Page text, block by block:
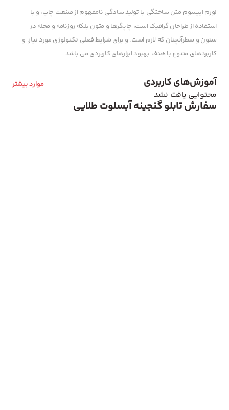
لورم ایپسوم متن ساختگی با تولید سادگی نامفهوم از صنعت چاپ، و با
استفاده از طراحان گرافیک است، چاپگرها و متون بلکه روزنامه و مجله در
ستون و سطرآنچنان که لازم است، و برای شرایط فعلی تکنولوژی مورد نیاز، و
کاربردهای متنوع با هدف بهبود ابزارهای کاربردی می باشد.
آموزش‌های کاربردی موارد بیشتر
محتوایی یافت نشد
سفارش تابلو گنجینه آبسلوت طلایی